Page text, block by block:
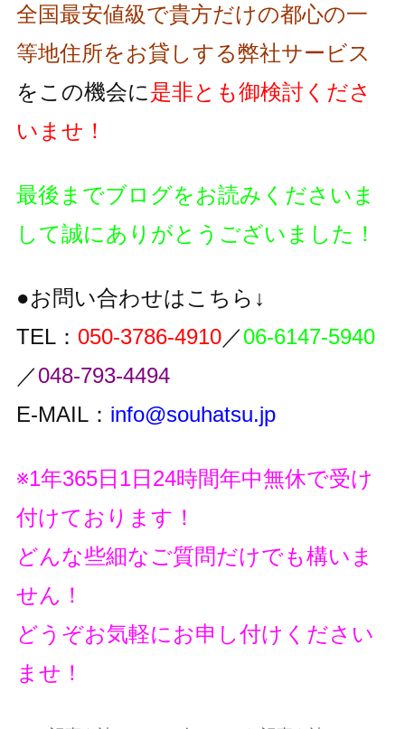
全国最安値級で貴方だけの都心の一
等地住所をお貸しする弊社サービス
をこの機会に是非とも御検討くださ
いませ！
最後までブログをお読みくださいま
して誠にありがとうございました！
●お問い合わせはこちら↓
TEL： 050-3786-4910／06-6147-5940
／048-793-4494
E-MAIL： info@souhatsu.jp
※1年365日1日24時間年中無休で受け
付けております！
どんな些細なご質問だけでも構いま
せん！
どうぞお気軽にお申し付けください
ませ！